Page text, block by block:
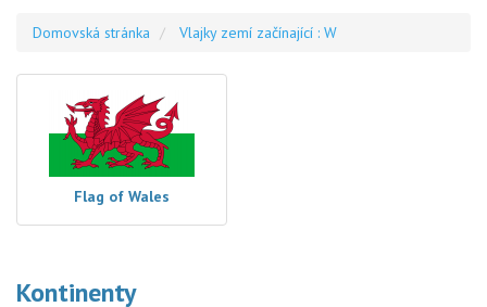
Domovská stránka Vlajky zemí začínající : W
Flag of Wales
Kontinenty